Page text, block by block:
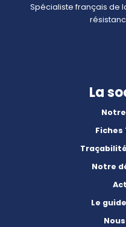
Spécialiste français de
La
Fiches
Notre
Le